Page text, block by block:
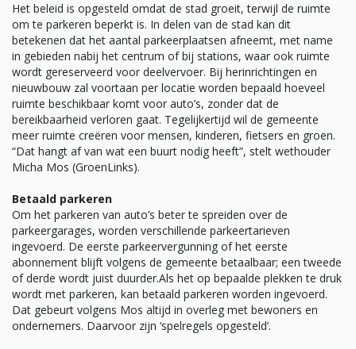
Het beleid is opgesteld omdat de stad groeit, terwijl de ruimte
om te parkeren beperkt is. In delen van de stad kan dit
betekenen dat het aantal parkeerplaatsen afneemt, met name
in gebieden nabij het centrum of bij stations, waar ook ruimte
wordt gereserveerd voor deelvervoer. Bij herinrichtingen en
nieuwbouw zal voortaan per locatie worden bepaald hoeveel
ruimte beschikbaar komt voor auto’s, zonder dat de
bereikbaarheid verloren gaat. Tegelijkertijd wil de gemeente
meer ruimte creëren voor mensen, kinderen, fietsers en groen.
“Dat hangt af van wat een buurt nodig heeft”, stelt wethouder
Micha Mos (GroenLinks).
Betaald parkeren
Om het parkeren van auto’s beter te spreiden over de
parkeergarages, worden verschillende parkeertarieven
ingevoerd. De eerste parkeervergunning of het eerste
abonnement blijft volgens de gemeente betaalbaar; een tweede
of derde wordt juist duurder.Als het op bepaalde plekken te druk
wordt met parkeren, kan betaald parkeren worden ingevoerd.
Dat gebeurt volgens Mos altijd in overleg met bewoners en
ondernemers. Daarvoor zijn ‘spelregels opgesteld’.